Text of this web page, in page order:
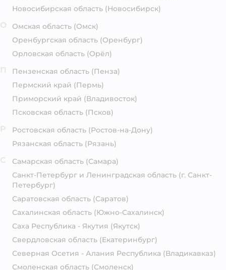
Новосибирская область (Новосибирск)
Омская область (Омск)
Оренбургская область (Оренбург)
Орловская область (Орёл)
Пензенская область (Пенза)
Пермский край (Пермь)
Приморский край (Владивосток)
Псковская область (Псков)
Ростовская область (Ростов-на-Дону)
Рязанская область (Рязань)
Самарская область (Самара)
Санкт-Петербург и Ленинградская область (г. Санкт-
Петербург)
Саратовская область (Саратов)
Сахалинская область (Южно-Сахалинск)
Саха Республика - Якутия (Якутск)
Свердловская область (Екатеринбург)
Северная Осетия - Алания Республика (Владикавказ)
Смоленская область (Смоленск)